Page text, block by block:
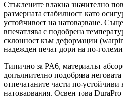
Стъклените влакна значително
размерната стабилност, като
устойчивост на натоварване.
впечатлява с подобрена
склонност към деформации
надежден печат дори на по-
Типично за PA6, материалът
допълнително подобрява
отпечатаните части по-
натоварвания. Освен това